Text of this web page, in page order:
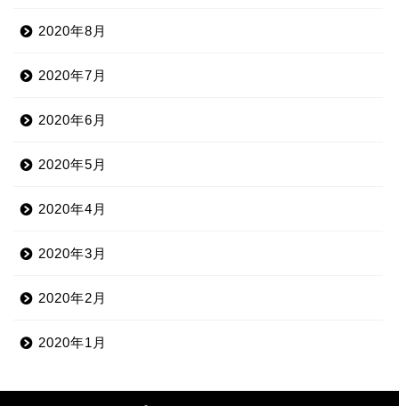
2020年8月
2020年7月
2020年6月
2020年5月
2020年4月
2020年3月
2020年2月
2020年1月